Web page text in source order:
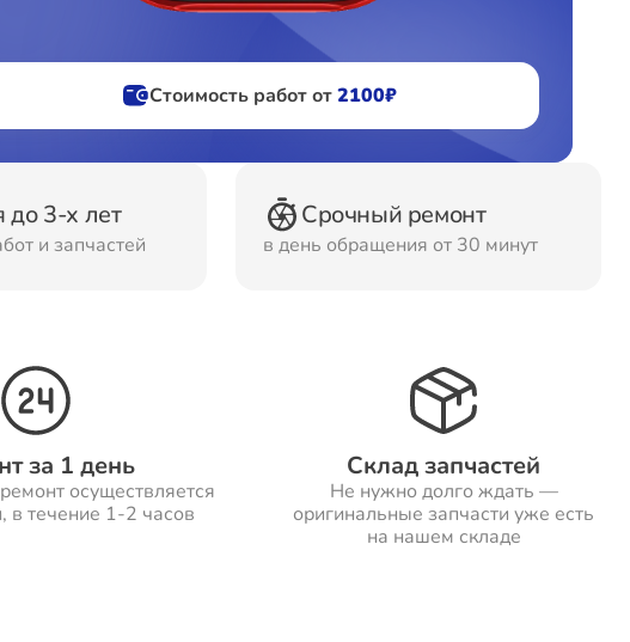
Стоимость работ от2100₽
до 3-х лет
и запчастей
Срочный ремонт
в день обращения от 30 минут
за 1 день
осуществляется
в течение 1-2 часов
Склад запчастей
Не нужно долго ждать —
оригинальные запчасти уже есть
на нашем складе